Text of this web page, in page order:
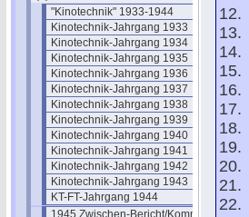
"Kinotechnik" 1933-1944
Kinotechnik-Jahrgang 1933
Kinotechnik-Jahrgang 1934
Kinotechnik-Jahrgang 1935
Kinotechnik-Jahrgang 1936
Kinotechnik-Jahrgang 1937
Kinotechnik-Jahrgang 1938
Kinotechnik-Jahrgang 1939
Kinotechnik-Jahrgang 1940
Kinotechnik-Jahrgang 1941
Kinotechnik-Jahrgang 1942
Kinotechnik-Jahrgang 1943
KT-FT-Jahrgang 1944
1945 Zwischen-Bericht/Kommentar